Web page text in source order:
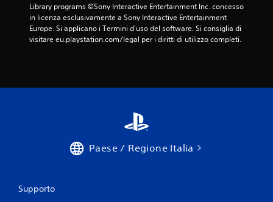
Library programs ©Sony Interactive Entertainment Inc. concesso
in licenza esclusivamente a Sony Interactive Entertainment
Europe. Si applicano i Termini d'uso del software. Si consiglia di
visitare eu.playstation.com/legal per i diritti di utilizzo completi.
Paese / Regione Italia
Supporto